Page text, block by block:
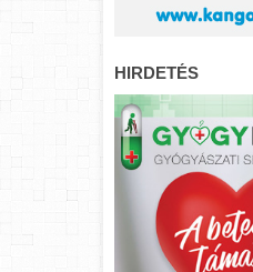
HIRDETÉS